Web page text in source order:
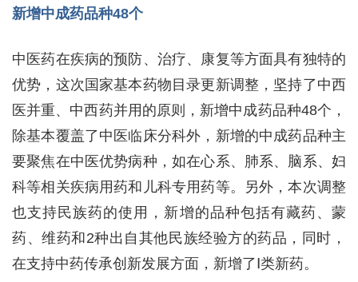
新增中成药品种48个
中医药在疾病的预防、治疗、康复等方面具有独特的
优势，这次国家基本药物目录更新调整，坚持了中西
医并重、中西药并用的原则，新增中成药品种48个，
除基本覆盖了中医临床分科外，新增的中成药品种主
要聚焦在中医优势病种，如在心系、肺系、脑系、妇
科等相关疾病用药和儿科专用药等。另外，本次调整
也支持民族药的使用，新增的品种包括有藏药、蒙
药、维药和2种出自其他民族经验方的药品，同时，
在支持中药传承创新发展方面，新增了Ⅰ类新药。